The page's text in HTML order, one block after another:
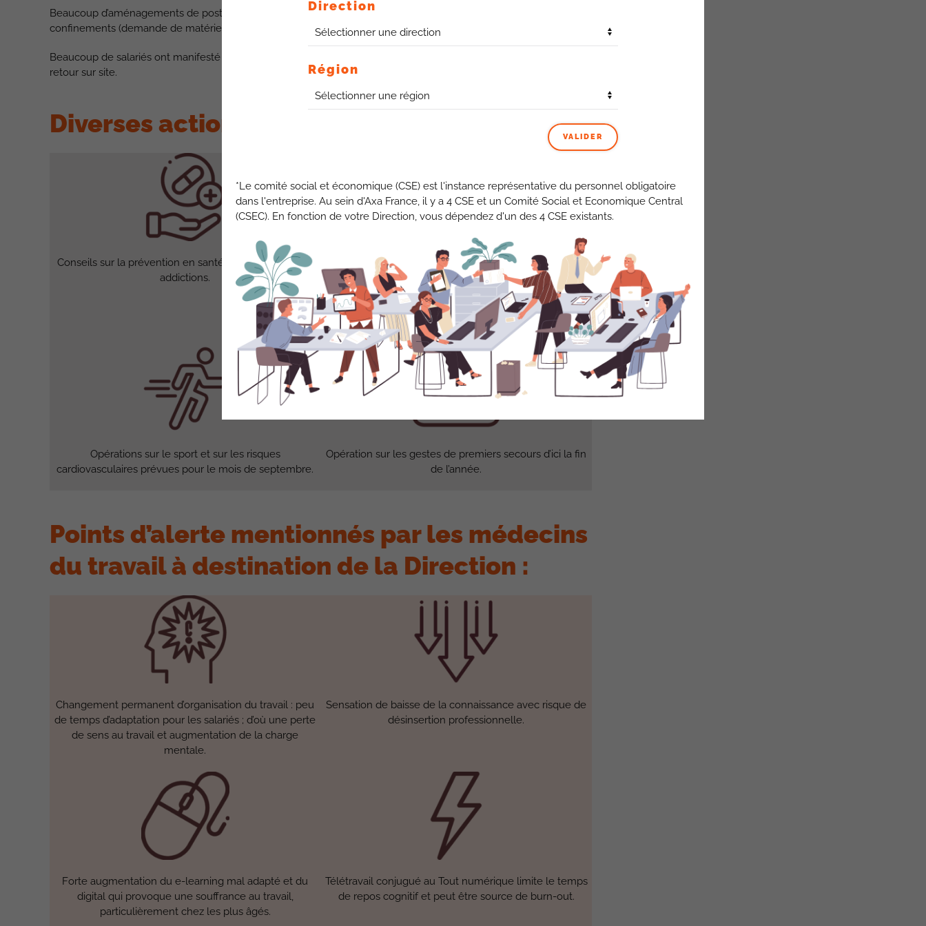
Beaucoup d’aménagements de postes notamment pour des TMS (Troubles Musculo Squelettiques) dus aux
confinements (demande de matériel spécifique, demande de retour sur site pour être mieux installé, … ).
Beaucoup de salariés ont manifesté un état de santé mentale altéré : très vulnérables, voire phobiques face à un
retour sur site.
Diverses actions menées en 2021 et à venir :
Conseils sur la prévention en santé mentale et sur les
addictions.
Actions menées pour le maintien dans l’emploi et la
prévention à la désinsertion professionnelle en lien avec
les psychologues, l’ergonome et la sécurité Sociale,
notamment pour les arrêts de maladie de plus de 3 mois
: rendez-vous de liaison, visites de pré-reprise.
Opérations sur le sport et sur les risques
cardiovasculaires prévues pour le mois de septembre.
Opération sur les gestes de premiers secours d’ici la fin
de l’année.
Points d’alerte mentionnés par les médecins
du travail à destination de la Direction :
Changement permanent d’organisation du travail : peu
de temps d’adaptation pour les salariés ; d’où une perte
de sens au travail et augmentation de la charge
mentale.
Sensation de baisse de la connaissance avec risque de
désinsertion professionnelle.
Forte augmentation du e-learning mal adapté et du
digital qui provoque une souffrance au travail,
particulièrement chez les plus âgés.
Télétravail conjugué au Tout numérique limite le temps
de repos cognitif et peut être source de burn-out.
Direction
Région
VALIDER
*Le comité social et économique (CSE) est l'instance représentative du personnel obligatoire
dans l'entreprise. Au sein d'Axa France, il y a 4 CSE et un Comité Social et Economique Central
(CSEC). En fonction de votre Direction, vous dépendez d'un des 4 CSE existants.